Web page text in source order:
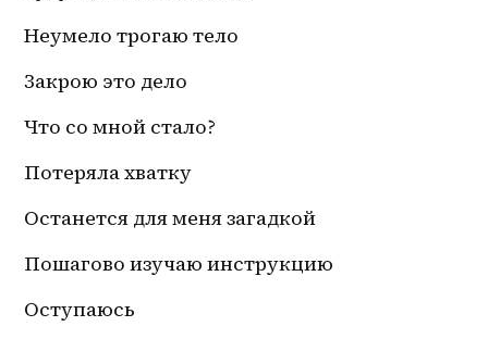
Неумело трогаю тело
Закрою это дело
Что со мной стало?
Потеряла хватку
Останется для меня загадкой
Пошагово изучаю инструкцию
Оступаюсь